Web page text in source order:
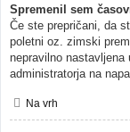
Spremenil sem
Če ste prepričani, da
poletni oz. zimski
nepravilno
administratorja na
Na vrh